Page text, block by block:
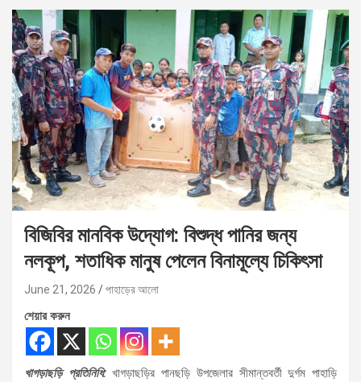
বিজিবির মানবিক উদ্যোগ: বিশুদ্ধ পানির জন্য
নলকূপ, শতাধিক মানুষ পেলেন বিনামূল্যে চিকিৎসা
June 21, 2026 পাহাড়ের আলো
শেয়ার করুন
খাগড়াছড়ি প্রতিনিধি:খাগড়াছড়ির পানছড়ি উপজেলার সীমান্তবর্তী দুর্গম পাহাড়ি